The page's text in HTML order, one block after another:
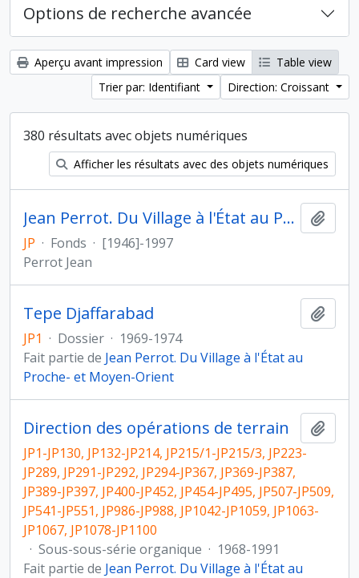
Options de recherche avancée
Aperçu avant impression Card view
Table view
Trier par: Identifiant
Direction: Croissant
380 résultats avec objets numériques
Afficher les résultats avec des objets numériques
Jean Perrot. Du Village à l'État au Proche- et Moyen-Orient
JP · Fonds · [1946]-1997
Perrot Jean
Tepe Djaffarabad
JP1 · Dossier · 1969-1974
Fait partie de Jean Perrot. Du Village à l'État au
Proche- et Moyen-Orient
Direction des opérations de terrain
JP1-JP130, JP132-JP214, JP215/1-JP215/3, JP223-
JP289, JP291-JP292, JP294-JP367, JP369-JP387,
JP389-JP397, JP400-JP452, JP454-JP495, JP507-JP509,
JP541-JP551, JP986-JP988, JP1042-JP1059, JP1063-
JP1067, JP1078-JP1100
· Sous-sous-série organique · 1968-1991
Fait partie de Jean Perrot. Du Village à l'État au